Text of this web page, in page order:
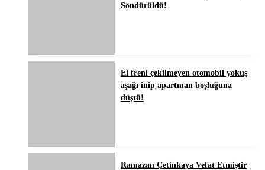
Söndürüldü!
El freni çekilmeyen otomobil yokuş
aşağı inip apartman boşluğuna
düştü!
Ramazan Çetinkaya Vefat Etmiştir